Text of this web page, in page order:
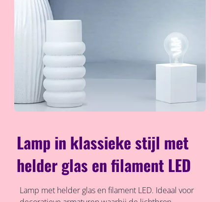
Lamp in klassieke stijl met
helder glas en filament LED
Lamp met helder glas en filament LED. Ideaal voor